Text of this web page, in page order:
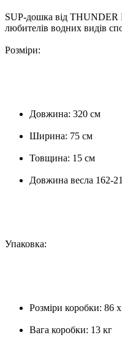
SUP-дошка від THUNDER
любителів водних видів
Розміри:
Довжина: 320 см
Ширина: 75 см
Товщина: 15 см
Довжина весла 162-
Упаковка:
Розміри коробки: 86
Вага коробки: 13 кг